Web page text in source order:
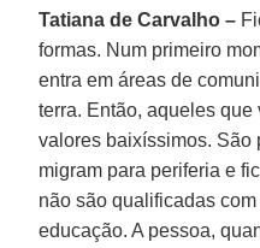
Tatiana de Carvalho –
formas. Num primeiro
entra em áreas de
terra. Então, aqueles
valores baixíssimos. São
migram para periferia e
não são qualificadas
educação. A pessoa,